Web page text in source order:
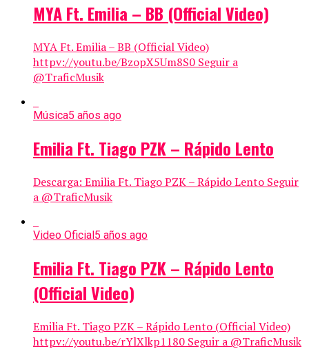
MYA Ft. Emilia – BB (Official Video)
MYA Ft. Emilia – BB (Official Video)
httpv://youtu.be/BzopX5Um8S0 Seguir a
@TraficMusik
Música5 años ago
Emilia Ft. Tiago PZK – Rápido Lento
Descarga: Emilia Ft. Tiago PZK – Rápido Lento Seguir
a @TraficMusik
Video Oficial5 años ago
Emilia Ft. Tiago PZK – Rápido Lento
(Official Video)
Emilia Ft. Tiago PZK – Rápido Lento (Official Video)
httpv://youtu.be/rYlXlkp1180 Seguir a @TraficMusik